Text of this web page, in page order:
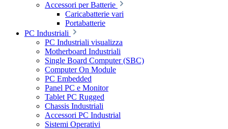
Accessori per Batterie
Caricabatterie vari
Portabatterie
PC Industriali
PC Industriali visualizza
Motherboard Industriali
Single Board Computer (SBC)
Computer On Module
PC Embedded
Panel PC e Monitor
Tablet PC Rugged
Chassis Industriali
Accessori PC Industrial
Sistemi Operativi